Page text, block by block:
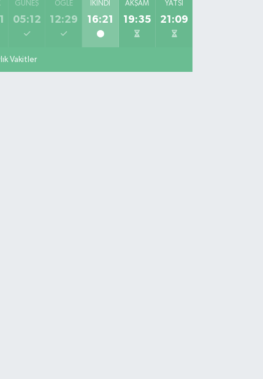
GÜNEŞ
05:12
ÖĞLE
12:29
İKINDI
16:21
AKŞAM
19:35
YATSI
21:09
Vakitler